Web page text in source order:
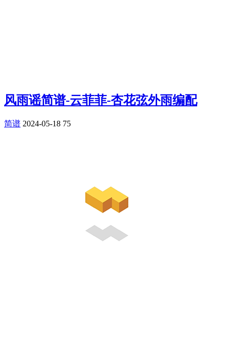
风雨谣简谱-云菲菲-杏花弦外雨编配
简谱 2024-05-18 75